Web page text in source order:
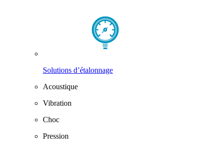
Solutions d’étalonnage
Acoustique
Vibration
Choc
Pression